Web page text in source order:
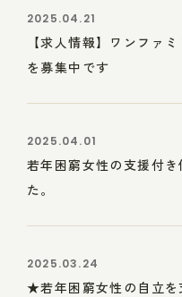
2025.04.21
【求人情報】ワンファ
を募集中です
2025.04.01
若年困窮女性の支援付
た。
2025.03.24
★若年困窮女性の自立